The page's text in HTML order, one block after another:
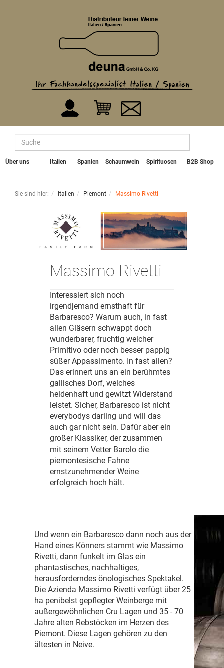
Über uns Italien Spanien Schaumwein Spirituosen B2B Shop
Sie sind hier: Italien Piemont Massimo Rivetti
Massimo Rivetti
Interessiert sich noch
irgendjemand ernsthaft für
Barbaresco? Warum auch, in fast
allen Gläsern schwappt doch
wunderbarer, fruchtig weicher
Primitivo oder noch besser pappig
süßer Appassimento. In fast allen?
Das erinnert uns an ein berühmtes
gallisches Dorf, welches
heldenhaft und gewitzt Widerstand
leistet. Sicher, Barbaresco ist nicht
everybodys darling und will das
auch gar nicht sein. Dafür aber ein
großer Klassiker, der zusammen
mit seinem Vetter Barolo die
piemontesische Fahne
ernstzunehmender Weine
erfolgreich hoch hält.
Und wenn ein Barbaresco dann noch aus der
Hand eines Könners stammt wie Massimo
Rivetti, dann funkelt im Glas ein
phantastisches, nachhaltiges,
herausforderndes önologisches Spektakel.
Die Azienda Massimo Rivetti verfügt über 25
ha penibelst gepflegter Weinberge mit
außergewöhnlichen Cru Lagen und 35 - 70
Jahre alten Rebstöcken im Herzen des
Piemont. Diese Lagen gehören zu den
ältesten in Neive.